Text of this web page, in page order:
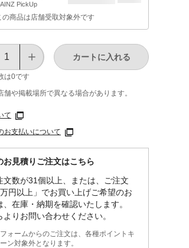
PickUp
の商品は店舗受取対象外です
は0です
カートに入れる
や​掲載場所で​異なる​場合が​あります。
て
お支払いについて
お見積りご注文はこちら
文数が31個以上、または、ご注文
円以上」でお買い上げご希望のお
、在庫・納期を確認いたします。
よりお問い合わせください。
ォームからのご注文は、各種ポイントキ
ン対象外となります。